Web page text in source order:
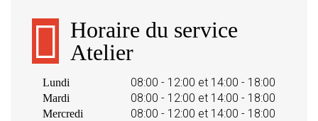
Horaire du service
Atelier
Lundi 08:00 - 12:00 et 14:00 - 18:00
Mardi 08:00 - 12:00 et 14:00 - 18:00
Mercredi 08:00 - 12:00 et 14:00 - 18:00